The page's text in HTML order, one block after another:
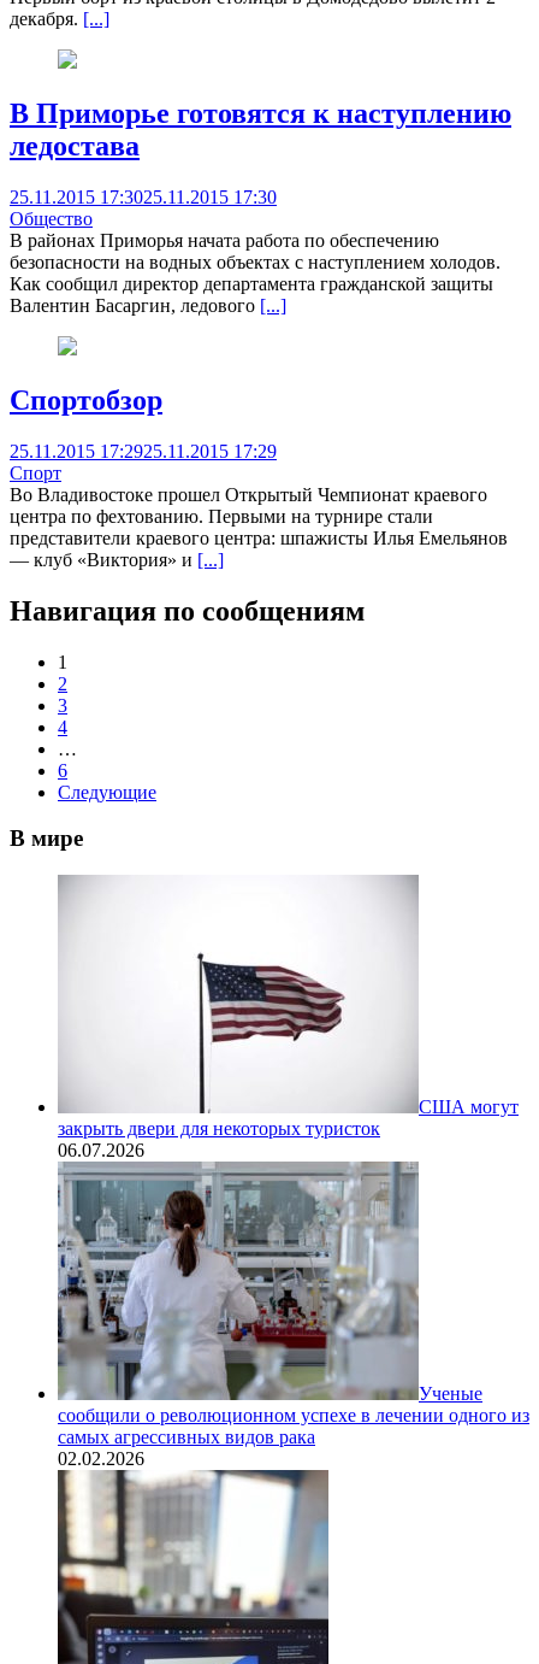
декабря. [...]
В Приморье готовятся к наступлению
ледостава
25.11.2015 17:3025.11.2015 17:30
Общество
В районах Приморья начата работа по обеспечению
безопасности на водных объектах с наступлением холодов.
Как сообщил директор департамента гражданской защиты
Валентин Басаргин, ледового [...]
Спортобзор
25.11.2015 17:2925.11.2015 17:29
Спорт
Во Владивостоке прошел Открытый Чемпионат краевого
центра по фехтованию. Первыми на турнире стали
представители краевого центра: шпажисты Илья Емельянов
— клуб «Виктория» и [...]
Навигация по сообщениям
1
2
3
4
…
6
Следующие
В мире
США могут
закрыть двери для некоторых туристок
06.07.2026
Ученые
сообщили о революционном успехе в лечении одного из
самых агрессивных видов рака
02.02.2026